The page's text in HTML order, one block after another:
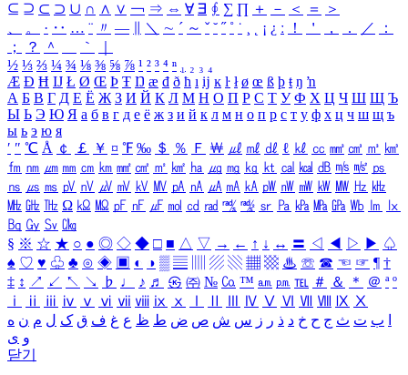
⊆ ⊇ ⊂ ⊃ ∪ ∩ ∧ ∨ ￢ ⇒ ⇔ ∀ ∃ ∮ ∑ ∏ ＋ － ＜ ＝
＞
、
。 · ‥ … ¨ 〃 ― ＼ ∼ ´ ～ ˇ ˘ ˝ ˚ ˙ ¸ ¡ ¿ ː ！ ＇ ， ． ／
：
；
？ ＾ ｀
½ ⅓ ⅔ ¼ ¾ ⅛ ⅜ ⅝ ⅞ ¹ ² ³ ⁴ ⁿ ₁ ₂ ₃ ₄
Æ Ð Ħ Ĳ Ł Ø Œ Þ Ŧ Ŋ æ đ ð ħ ı ĳ ĸ ŀ ł ø œ ß þ ŧ ŋ ŉ
А Б В Г Д Е Ё Ж З И Й К Л М Н О П Р С Т У Ф Х Ц Ч Ш Щ Ъ
Ы Ь Э Ю Я а б в г д е ё ж з и й к л м н о п р с т у ф х ц ч ш щ ъ
ы ь э ю я
′ ″ ℃ Å ￠ ￡ ￥ ¤ ℉ ‰ ＄ ％ Ｆ ￦ ㎕ ㎖ ㎗ ℓ ㎘ ㏄ ㎣ ㎤ ㎥ ㎦
㎙ ㎚ ㎛ ㎜ ㎝ ㎞ ㎟ ㎠ ㎡ ㎢ ㏊ ㎍ ㎎ ㎏ ㏏ ㎈ ㎉ ㏈ ㎧ ㎨ ㎰
㎱ ㎲ ㎳ ㎴ ㎵ ㎶ ㎷ ㎸ ㎹ ㎀ ㎁ ㎂ ㎃ ㎄ ㎺ ㎻ ㎽ ㎾ ㎿ ㎐ ㎑
㎒ ㎓ ㎔ Ω ㏀ ㏁ ㎊ ㎋ ㎌ ㏖ ㏅ ㎭ ㎮ ㎯ ㏛ ㎩ ㎪ ㎫ ㎬ ㏝ ㏐
㏓
㏃ ㏉ ㏜ ㏆
§ ※ ☆ ★ ○ ● ◎ ◇ ◆ □ ■ △ ▽ → ← ↑ ↓ ↔ 〓 ◁ ◀ ▷ ▶ ♤
♠ ♡ ♥ ♧ ♣ ⊙ ◈ ▣ ◐ ◑ ▒ ▤ ▨ ▧ ▦ ▩ ♨ ☏ ☎ ☜ ☞ ¶ †
‡ ↕ ↗ ↙ ↖ ↘ ♭ ♩ ♪ ♬ ㉿ ㈜ № ㏇ ™ ㏂ ㏘ ℡ ＃ ＆ ＊ ＠ ª º
ⅰ
ⅱ ⅲ ⅳ ⅴ ⅵ ⅶ ⅷ ⅸ ⅹ Ⅳ Ⅴ Ⅵ Ⅶ Ⅷ Ⅸ Ⅹ
ب ت ث ج ح خ د ذ ر ز س ش ص ض ط ظ ع غ ف ق ک ل م ن ه
و ی
닫기